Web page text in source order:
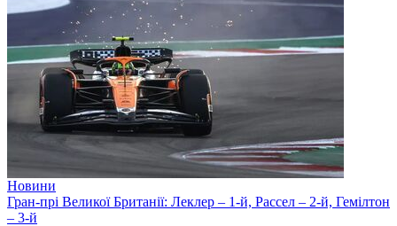
Новини
Гран-прі Великої Британії: Леклер – 1-й, Рассел – 2-й, Гемілтон
– 3-й